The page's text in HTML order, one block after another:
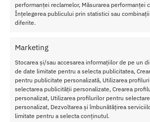
performanței reclamelor, Măsurarea performanței
Înțelegerea publicului prin statistici sau
diferite.
Marketing
Stocarea și/sau accesarea informațiilor de pe un
de date limitate pentru a selecta publicitatea,
pentru publicitate personalizată, Utilizarea
selectarea publicității personalizate, Crearea
personalizat, Utilizarea profilurilor pentru
personalizat, Dezvoltarea și îmbunătățirea
limitate pentru a selecta conținutul.
Discretie Maxima
Toate produsele sunt livrate prompt si
Despre Noi
Confidentialitatea datelor
Termeni si Conditii
Protectia Consumatorului